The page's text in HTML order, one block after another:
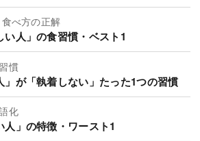
べ方の正解
い人」の食習慣・ベスト1
慣
」が「執着しない」たった1つの習慣
化
人」の特徴・ワースト1